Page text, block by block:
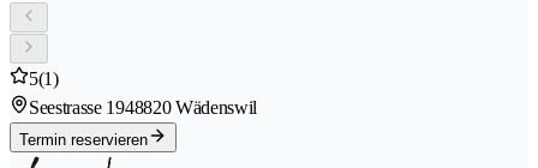
5(1)
Seestrasse 1948820 Wädenswil
Termin reservieren